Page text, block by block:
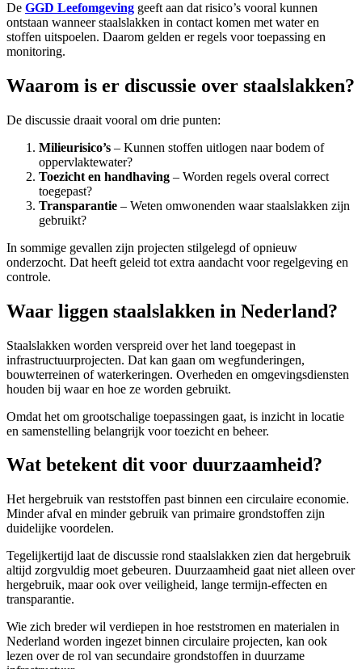
De GGD Leefomgeving geeft aan dat risico’s vooral kunnen
ontstaan wanneer staalslakken in contact komen met water en
stoffen uitspoelen. Daarom gelden er regels voor toepassing en
monitoring.
Waarom is er discussie over staalslakken?
De discussie draait vooral om drie punten:
Milieurisico’s – Kunnen stoffen uitlogen naar bodem of
oppervlaktewater?
Toezicht en handhaving – Worden regels overal correct
toegepast?
Transparantie – Weten omwonenden waar staalslakken zijn
gebruikt?
In sommige gevallen zijn projecten stilgelegd of opnieuw
onderzocht. Dat heeft geleid tot extra aandacht voor regelgeving en
controle.
Waar liggen staalslakken in Nederland?
Staalslakken worden verspreid over het land toegepast in
infrastructuurprojecten. Dat kan gaan om wegfunderingen,
bouwterreinen of waterkeringen. Overheden en omgevingsdiensten
houden bij waar en hoe ze worden gebruikt.
Omdat het om grootschalige toepassingen gaat, is inzicht in locatie
en samenstelling belangrijk voor toezicht en beheer.
Wat betekent dit voor duurzaamheid?
Het hergebruik van reststoffen past binnen een circulaire economie.
Minder afval en minder gebruik van primaire grondstoffen zijn
duidelijke voordelen.
Tegelijkertijd laat de discussie rond staalslakken zien dat hergebruik
altijd zorgvuldig moet gebeuren. Duurzaamheid gaat niet alleen over
hergebruik, maar ook over veiligheid, lange termijn-effecten en
transparantie.
Wie zich breder wil verdiepen in hoe reststromen en materialen in
Nederland worden ingezet binnen circulaire projecten, kan ook
lezen over de rol van secundaire grondstoffen in duurzame